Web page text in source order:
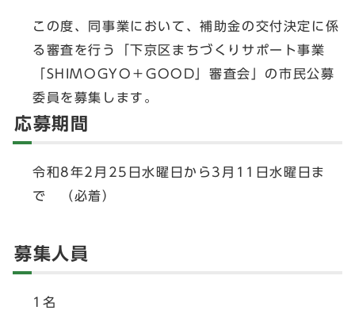
この度、同事業において、補助金の交付決定に係
る審査を行う「下京区まちづくりサポート事業
「SHIMOGYO＋GOOD」審査会」の市民公募
委員を募集します。
応募期間
令和8年2月25日水曜日から3月11日水曜日ま
で （必着）
募集人員
1名